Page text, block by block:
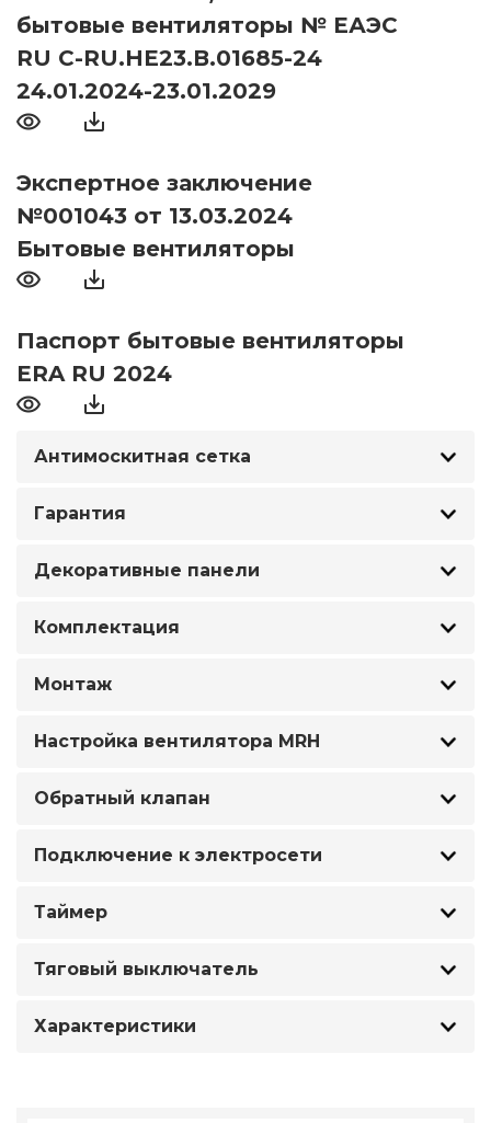
бытовые вентиляторы № ЕАЭС
RU С-RU.НЕ23.В.01685-24
24.01.2024-23.01.2029
Экспертное заключение
№001043 от 13.03.2024
Бытовые вентиляторы
Паспорт бытовые вентиляторы
ERA RU 2024
Антимоскитная сетка
Гарантия
Декоративные панели
Комплектация
Монтаж
Настройка вентилятора MRH
Обратный клапан
Подключение к электросети
Таймер
Тяговый выключатель
Характеристики